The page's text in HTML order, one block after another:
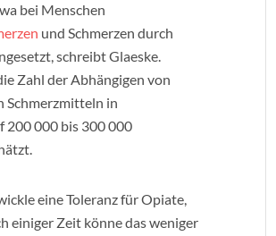
bei Menschen
und Schmerzen durch
schreibt Glaeske.
Zahl der Abhängigen von
Schmerzmitteln in
200 000 bis 300 000
eine Toleranz für Opiate,
einiger Zeit könne das weniger